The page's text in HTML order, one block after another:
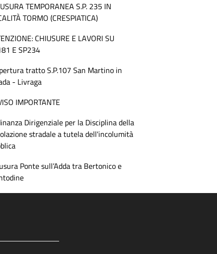
TEMPORANEA S.P. 235 IN
TORMO (CRESPIATICA)
CHIUSURE E LAVORI SU
E SP234
tratto S.P.107 San Martino in
- Livraga
IMPORTANTE
Dirigenziale per la Disciplina della
stradale a tutela dell'incolumità
Ponte sull’Adda tra Bertonico e